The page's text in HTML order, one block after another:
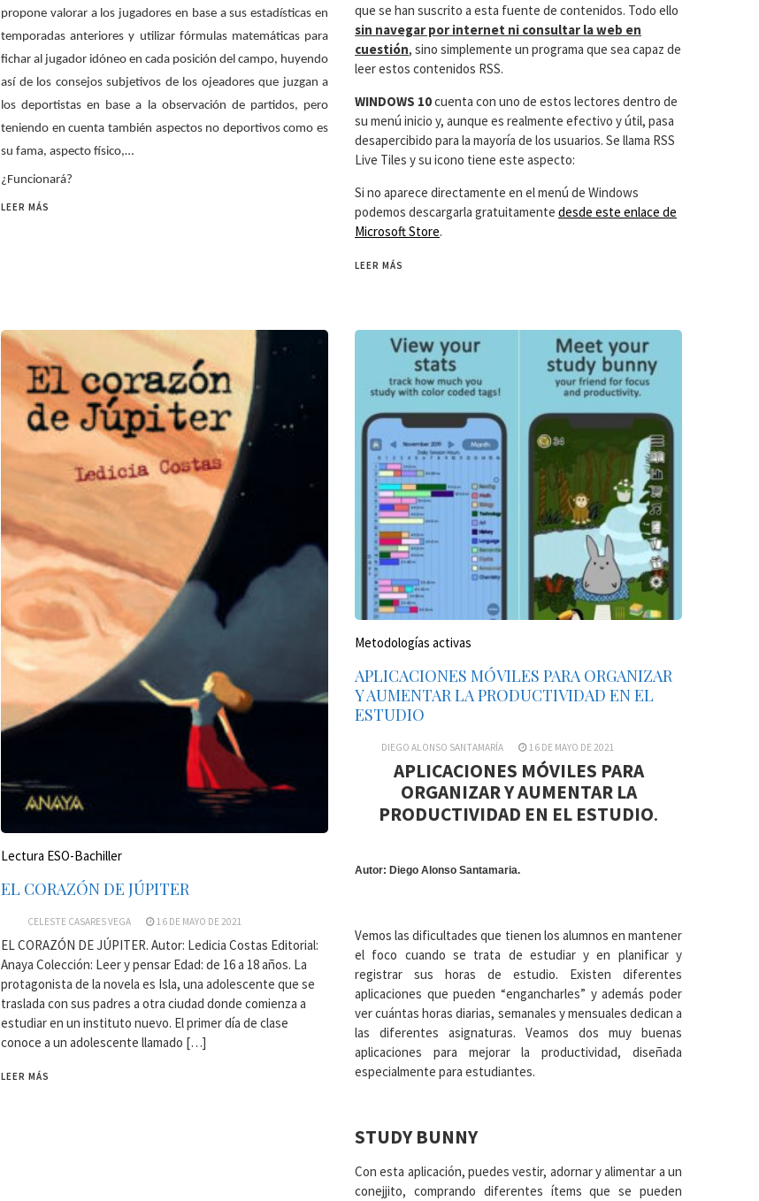
propone valorar a los jugadores en base a sus estadísticas en
temporadas anteriores y utilizar fórmulas matemáticas para
fichar al jugador idóneo en cada posición del campo, huyendo
así de los consejos subjetivos de los ojeadores que juzgan a
los deportistas en base a la observación de partidos, pero
teniendo en cuenta también aspectos no deportivos como es
su fama, aspecto físico,…
¿Funcionará?
LEER MÁS
que se han suscrito a esta fuente de contenidos. Todo ello
sin navegar por internet ni consultar la web en
cuestión, sino simplemente un programa que sea capaz de
leer estos contenidos RSS.
WINDOWS 10cuenta con uno de estos lectores dentro de
su menú inicio y, aunque es realmente efectivo y útil, pasa
desapercibido para la mayoría de los usuarios. Se llama RSS
Live Tiles y su icono tiene este aspecto:
Si no aparece directamente en el menú de Windows
podemos descargarla gratuitamente desde este enlace de
Microsoft Store.
LEER MÁS
Lectura ESO-Bachiller
EL CORAZÓN DE JÚPITER
CELESTE CASARES VEGA 16 DE MAYO DE 2021
EL CORAZÓN DE JÚPITER. Autor: Ledicia Costas Editorial:
Anaya Colección: Leer y pensar Edad: de 16 a 18 años. La
protagonista de la novela es Isla, una adolescente que se
traslada con sus padres a otra ciudad donde comienza a
estudiar en un instituto nuevo. El primer día de clase
conoce a un adolescente llamado […]
LEER MÁS
Metodologías activas
APLICACIONES MÓVILES PARA ORGANIZAR
Y AUMENTAR LA PRODUCTIVIDAD EN EL
ESTUDIO
DIEGO ALONSO SANTAMARÍA 16 DE MAYO DE 2021
APLICACIONES MÓVILES PARA
ORGANIZAR Y AUMENTAR LA
PRODUCTIVIDAD EN EL ESTUDIO.
Autor: Diego Alonso Santamaria.
Vemos las dificultades que tienen los alumnos en mantener
el foco cuando se trata de estudiar y en planificar y
registrar sus horas de estudio. Existen diferentes
aplicaciones que pueden “engancharles” y además poder
ver cuántas horas diarias, semanales y mensuales dedican a
las diferentes asignaturas. Veamos dos muy buenas
aplicaciones para mejorar la productividad, diseñada
especialmente para estudiantes.
STUDY BUNNY
Con esta aplicación, puedes vestir, adornar y alimentar a un
conejjito, comprando diferentes ítems que se pueden